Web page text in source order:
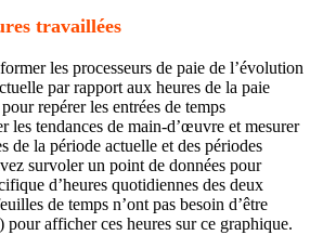
travaillées
les processeurs de paie de l’évolution
par rapport aux heures de la paie
repérer les entrées de temps
les tendances de main-d’œuvre et mesurer
de la période actuelle et des périodes
survoler un point de données pour
d’heures quotidiennes des deux
de temps n’ont pas besoin d’être
pour afficher ces heures sur ce graphique.